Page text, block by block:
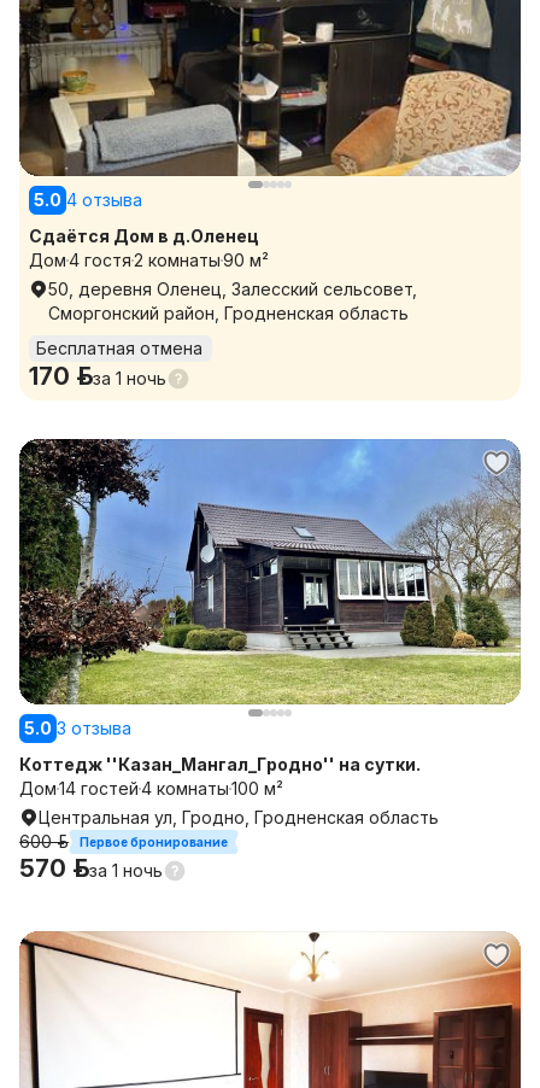
5.0 4 отзыва
Сдаётся Дом в д.Оленец
Дом4 гостя2 комнаты90 м²
50, деревня Оленец, Залесский сельсовет,
Сморгонский район, Гродненская область
Бесплатная отмена
170 р.за 1 ночь
5.0 3 отзыва
Коттедж ''Казан_Мангал_Гродно'' на сутки.
Дом14 гостей4 комнаты100 м²
Центральная ул, Гродно, Гродненская область
600 р.
Первое бронирование
570 р.за 1 ночь